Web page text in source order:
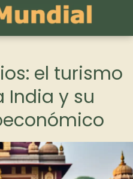
el turismo
India y su